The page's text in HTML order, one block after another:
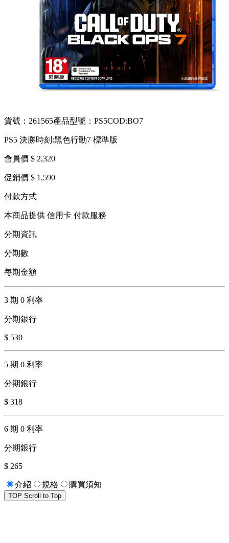
貨號：261565產品型號：PS5COD:BO7
PS5 決勝時刻:黑色行動7 標準版
會員價 $ 2,320
促銷價 $ 1,590
付款方式
本商品提供 信用卡 付款服務
分期資訊
分期數
每期金額
3 期 0 利率
分期銀行
$ 530
5 期 0 利率
分期銀行
$ 318
6 期 0 利率
分期銀行
$ 265
介紹 規格 購買須知
TOP Scroll to Top